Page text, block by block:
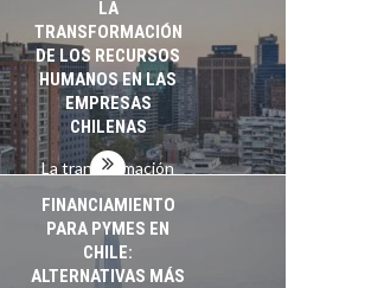
startups…
LA
TRANSFORMACIÓN
DE LOS RECURSOS
HUMANOS EN LAS
EMPRESAS
CHILENAS
La transformación
recursos humanos en
las empresas…
FINANCIAMIENTO
PARA PYMES EN
CHILE:
ALTERNATIVAS MÁS